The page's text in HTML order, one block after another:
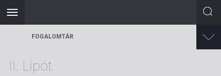
Toggle
navigation
FOGALOMTÁR
II. Lipót